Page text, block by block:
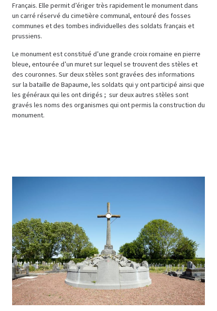
Français. Elle permit d’ériger très rapidement le monument dans
un carré réservé du cimetière communal, entouré des fosses
communes et des tombes individuelles des soldats français et
prussiens.
Le monument est constitué d’une grande croix romaine en pierre
bleue, entourée d’un muret sur lequel se trouvent des stèles et
des couronnes. Sur deux stèles sont gravées des informations
sur la bataille de Bapaume, les soldats qui y ont participé ainsi que
les généraux qui les ont dirigés ; sur deux autres stèles sont
gravés les noms des organismes qui ont permis la construction du
monument.